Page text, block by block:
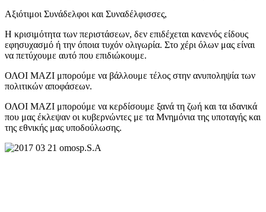
Αξιότιμοι Συνάδελφοι και Συναδέλφισσες,
Η κρισιμότητα των περιστάσεων, δεν επιδέχεται κανενός είδους
εφησυχασμό ή την όποια τυχόν ολιγωρία. Στο χέρι όλων μας είναι
να πετύχουμε αυτό που επιδιώκουμε.
ΟΛΟΙ ΜΑΖΙ μπορούμε να βάλλουμε τέλος στην ανυποληψία των
πολιτικών αποφάσεων.
ΟΛΟΙ ΜΑΖΙ μπορούμε να κερδίσουμε ξανά τη ζωή και τα ιδανικά
που μας έκλεψαν οι κυβερνώντες με τα Μνημόνια της υποταγής και
της εθνικής μας υποδούλωσης.